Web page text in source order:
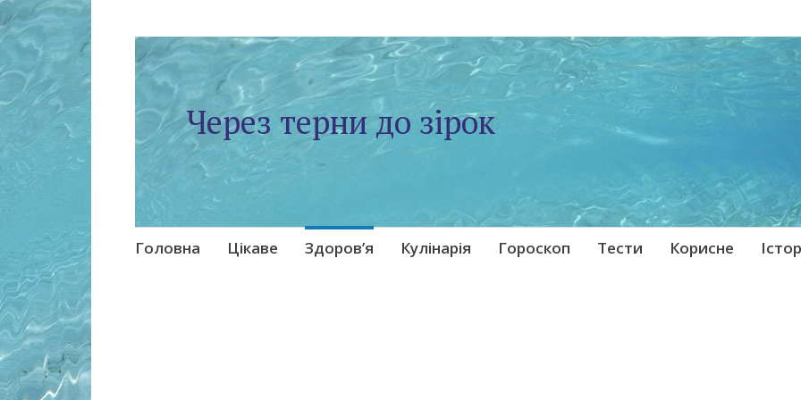
Через терни до зірок
Skip
Головна Цікаве Здоров’я Кулінарія Гороскоп Тести Корисне